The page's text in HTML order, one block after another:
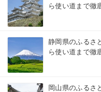
ら使い道まで徹
静岡県のふるさ
ら使い道まで徹
岡山県のふるさ